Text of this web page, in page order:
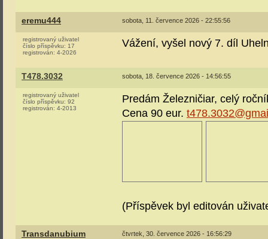
eremu444 sobota, 11. července 2026 - 22:55:56
registrovaný uživatel
číslo příspěvku: 17
registrován: 4-2026
Vážení, vyšel nový 7. díl
T478.3032 sobota, 18. července 2026 - 14:56:55
registrovaný uživatel
číslo příspěvku: 92
registrován: 4-2013
Predám Železničiar, celý
Cena 90 eur.
(Příspěvek byl editován
Transdanubium čtvrtek, 30. července 2026 - 16:56:29